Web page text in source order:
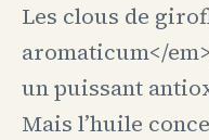
Les clous de
aromaticum</
un puissant
Mais l’huile